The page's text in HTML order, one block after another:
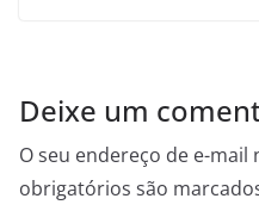
Deixe um
O seu endereço de e-mail
obrigatórios são